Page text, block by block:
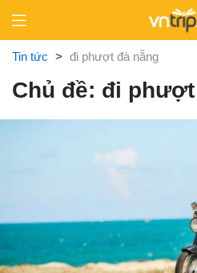
content
Tin tức > đi phượt đà nẵng
Chủ đề: đi